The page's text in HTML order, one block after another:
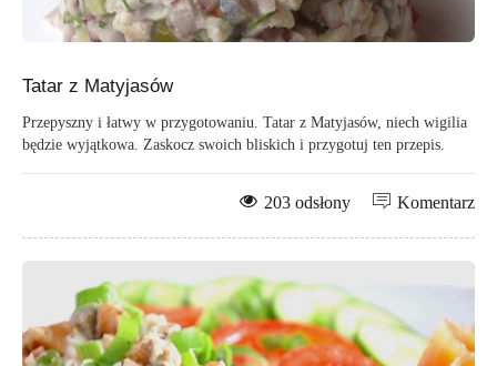
Tatar z Matyjasów
Przepyszny i łatwy w przygotowaniu. Tatar z Matyjasów, niech wigilia
będzie wyjątkowa. Zaskocz swoich bliskich i przygotuj ten przepis.
Komentarz
203 odsłony